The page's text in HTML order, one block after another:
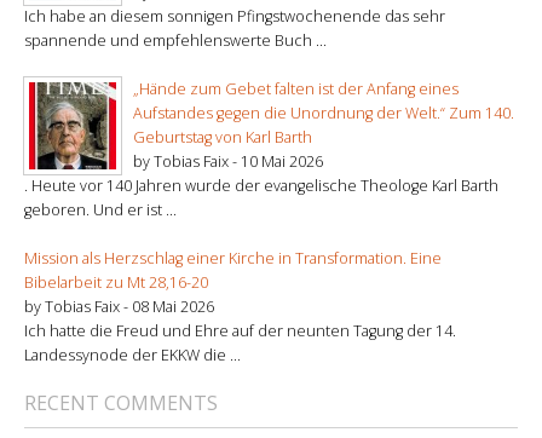
Ich habe an diesem sonnigen Pfingstwochenende das sehr
spannende und empfehlenswerte Buch ...
„Hände zum Gebet falten ist der Anfang eines
Aufstandes gegen die Unordnung der Welt.“ Zum 140.
Geburtstag von Karl Barth
by Tobias Faix - 10 Mai 2026
. Heute vor 140 Jahren wurde der evangelische Theologe Karl Barth
geboren. Und er ist ...
Mission als Herzschlag einer Kirche in Transformation. Eine
Bibelarbeit zu Mt 28,16-20
by Tobias Faix - 08 Mai 2026
Ich hatte die Freud und Ehre auf der neunten Tagung der 14.
Landessynode der EKKW die ...
RECENT COMMENTS